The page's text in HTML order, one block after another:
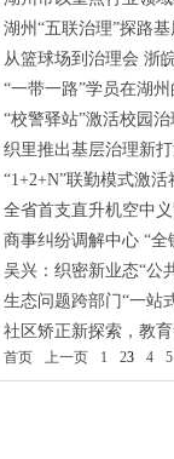
湖州“五联治理”探路
从篮球场到治理会 浙
“一带一路”学员在湖
“校警驿站”激活校园
织里推出基层治理新
“1+2+N”联勤模式激
全省首支直升机空中
商事纠纷调解中心 “全
吴兴：织密新业态“公
生态问题跨部门“一站
社区矫正新探索，教
首页 上一页 1 23 4 5